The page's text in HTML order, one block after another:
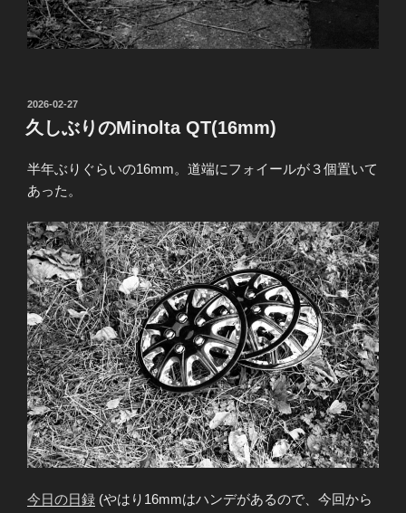
投
稿
日:
2026-02-27
久しぶりのMinolta QT(16mm)
半年ぶりぐらいの16mm。道端にフォイールが３個置いて
あった。
今日の日録 (やはり16mmはハンデがあるので、今回から